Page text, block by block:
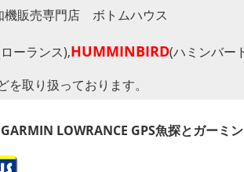
販売専門店 ボトムハウス
ーランス),HUMMINBIRD(ハミンバー
を取り扱っております。
LOWRANCE GPS魚探とガーミ